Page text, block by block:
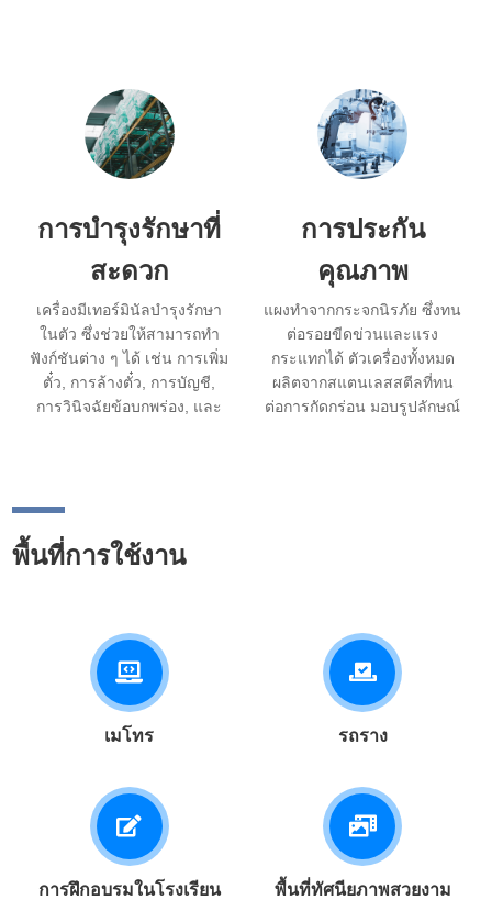
การบำรุงรักษาที่
สะดวก
เครื่องมีเทอร์มินัลบำรุงรักษา
ในตัว ซึ่งช่วยให้สามารถทำ
ฟังก์ชันต่าง ๆ ได้ เช่น การเพิ่ม
ตั๋ว, การล้างตั๋ว, การบัญชี,
การวินิจฉัยข้อบกพร่อง, และ
ทำให้สามารถดึงโมดูลออกมา
ช่วยให้สามารถตอบสนองต่อ
การประกัน
คุณภาพ
แผงทำจากกระจกนิรภัย ซึ่งทน
ต่อรอยขีดข่วนและแรง
กระแทกได้ ตัวเครื่องทั้งหมด
ผลิตจากสแตนเลสสตีลที่ทน
ต่อการกัดกร่อน มอบรูปลักษณ์
พื้นที่การใช้งาน
เมโทร รถราง
การฝึกอบรมในโรงเรียน พื้นที่ทัศนียภาพสวยงาม